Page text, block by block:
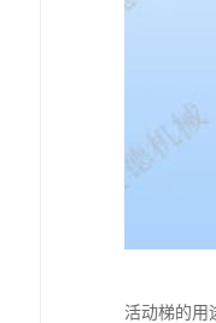
活动梯的用